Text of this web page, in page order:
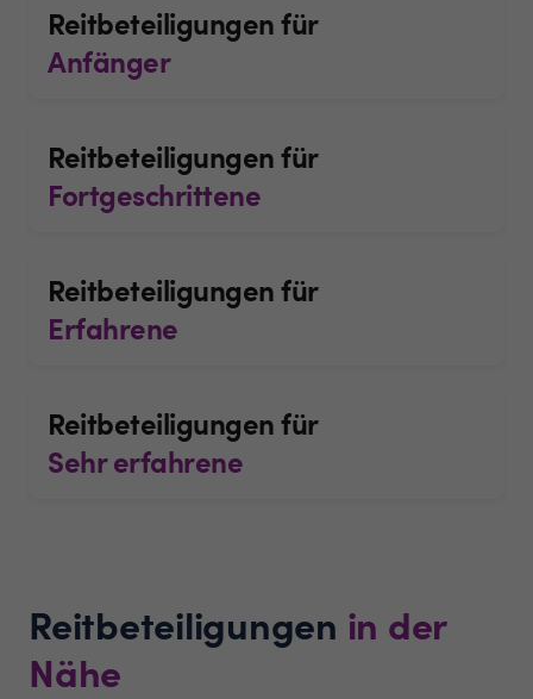
Reitbeteiligungen für
Anfänger
Reitbeteiligungen für
Fortgeschrittene
Reitbeteiligungen für
Erfahrene
Reitbeteiligungen für
Sehr erfahrene
Reitbeteiligungen in der
Nähe